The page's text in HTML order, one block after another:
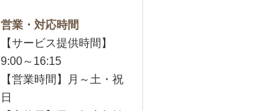
営業・対応時間
【サービス提供時間】
9:00～16:15
【営業時間】月～土・祝
日